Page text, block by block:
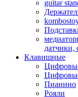
guitar
датчики,
Клавишные
Пианино
Рояли